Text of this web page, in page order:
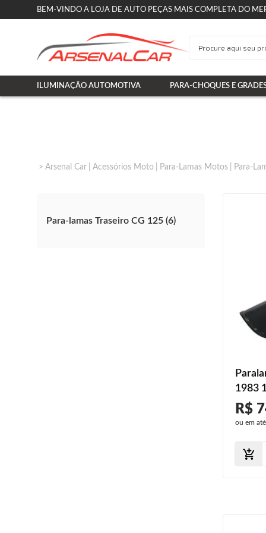
BEM-VINDO A LOJA DE AUTO PEÇAS MAIS COMPLETA DO
ILUMINAÇÃO AUTOMOTIVA PARA-CHOQUES E
Arsenal Car Acessórios Moto Para-Lamas Motos Para-
Para-lamas Traseiro CG 125 (6)
1983
1988
R$
ou em até